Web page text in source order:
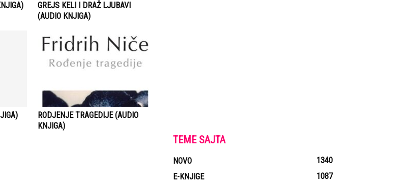
GREJS KELI I DRAŽ LJUBAVI
(AUDIO KNJIGA)
RODJENJE TRAGEDIJE (AUDIO
KNJIGA)
TEME SAJTA
NOVO
1340
E-KNJIGE
1087